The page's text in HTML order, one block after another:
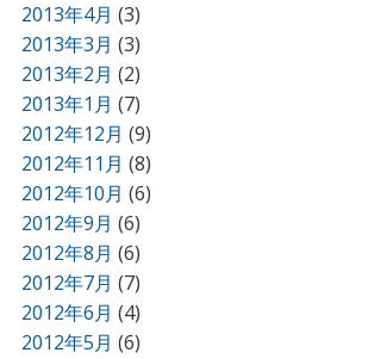
2013年4月 (3)
2013年3月 (3)
2013年2月 (2)
2013年1月 (7)
2012年12月 (9)
2012年11月 (8)
2012年10月 (6)
2012年9月 (6)
2012年8月 (6)
2012年7月 (7)
2012年6月 (4)
2012年5月 (6)